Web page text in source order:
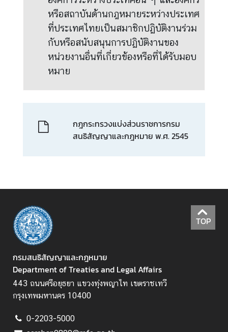
หรือสถาบันด้านกฎหมายระหว่างประเทศ
ที่ประเทศไทยเป็นสมาชิกปฏิบัติงานร่วม
กับหรือสนับสนุนการปฏิบัติงานของ
หน่วยงานอื่นที่เกี่ยวข้องหรือที่ได้รับมอบ
หมาย
กฎกระทรวงแบ่งส่วนราชการกรม
สนธิสัญญาและกฎหมาย พ.ศ. 2545
TOP
กรมสนธิสัญญาและกฎหมาย
Department of Treaties and Legal Affairs
443 ถนนศรีอยุธยา แขวงทุ่งพญาไท เขตราชเทวี
กรุงเทพมหานคร 10400
0-2203-5000